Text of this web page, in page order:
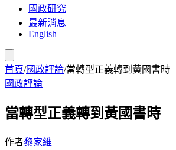
國政研究
最新消息
English
首頁/國政評論/當轉型正義轉到黃國書時
國政評論
當轉型正義轉到黃國書時
作者黎家維